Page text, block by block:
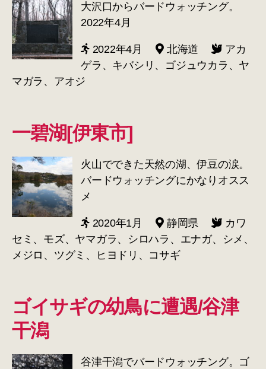
大沢口からバードウォッチング。
2022年4月
2022年4月 北海道
アカ
ゲラ、キバシリ、ゴジュウカラ、ヤ
マガラ、アオジ
一碧湖[伊東市]
火山でできた天然の湖、伊豆の涙。
バードウォッチングにかなりオスス
メ
2020年1月 静岡県
カワ
セミ、モズ、ヤマガラ、シロハラ、エナガ、シメ、
メジロ、ツグミ、ヒヨドリ、コサギ
ゴイサギの幼鳥に遭遇/谷津
干潟
谷津干潟でバードウォッチング。ゴ